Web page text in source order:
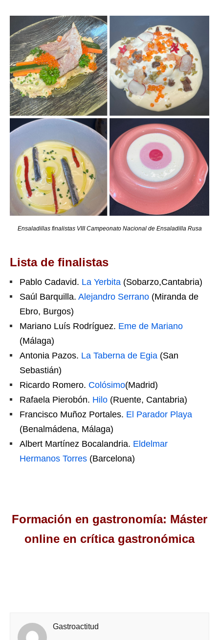
Ensaladillas finalistas VIII Campeonato Nacional de Ensaladilla Rusa
Lista de finalistas
Pablo Cadavid. La Yerbita (Sobarzo,Cantabria)
Saúl Barquilla. Alejandro Serrano (Miranda de
Ebro, Burgos)
Mariano Luís Rodríguez. Eme de Mariano
(Málaga)
Antonia Pazos. La Taberna de Egia (San
Sebastián)
Ricardo Romero. Colósimo(Madrid)
Rafaela Pierobón. Hilo (Ruente, Cantabria)
Francisco Muñoz Portales. El Parador Playa
(Benalmádena, Málaga)
Albert Martínez Bocalandria. Eldelmar
Hermanos Torres (Barcelona)
Formación en gastronomía: Máster
online en crítica gastronómica
Gastroactitud